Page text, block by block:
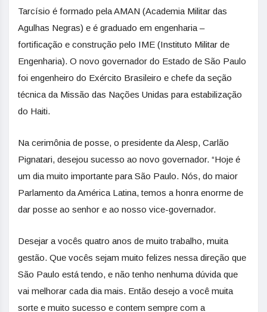
Tarcísio é formado pela AMAN (Academia Militar das
Agulhas Negras) e é graduado em engenharia –
fortificação e construção pelo IME (Instituto Militar de
Engenharia). O novo governador do Estado de São Paulo
foi engenheiro do Exército Brasileiro e chefe da seção
técnica da Missão das Nações Unidas para estabilização
do Haiti.
Na cerimônia de posse, o presidente da Alesp, Carlão
Pignatari, desejou sucesso ao novo governador. “Hoje é
um dia muito importante para São Paulo. Nós, do maior
Parlamento da América Latina, temos a honra enorme de
dar posse ao senhor e ao nosso vice-governador.
Desejar a vocês quatro anos de muito trabalho, muita
gestão. Que vocês sejam muito felizes nessa direção que
São Paulo está tendo, e não tenho nenhuma dúvida que
vai melhorar cada dia mais. Então desejo a você muita
sorte e muito sucesso e contem sempre com a